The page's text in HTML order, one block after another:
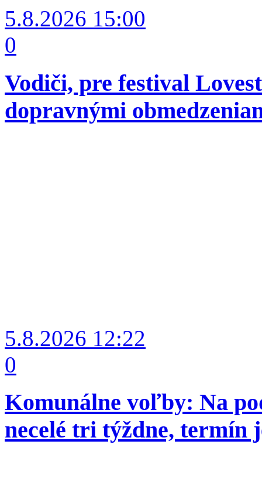
5.8.2026 15:00
0
Vodiči, pre festival
dopravnými
5.8.2026 12:22
0
Komunálne voľby: Na
necelé tri týždne, termín